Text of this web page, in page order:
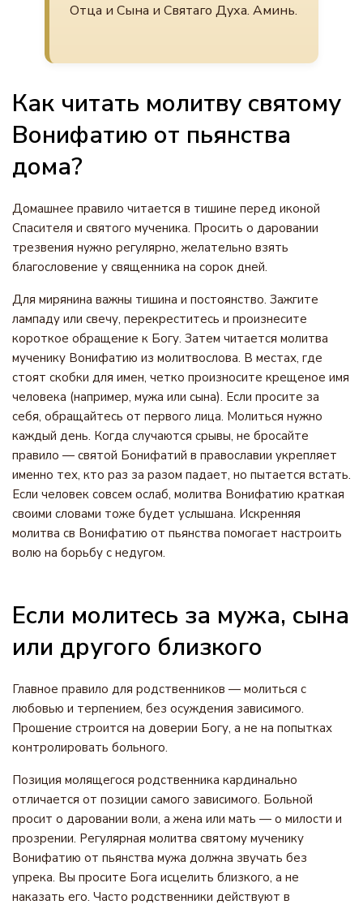
Отца и Сына и Святаго Духа. Аминь.
Как читать молитву святому
Вонифатию от пьянства
дома?
Домашнее правило читается в тишине перед иконой
Спасителя и святого мученика. Просить о даровании
трезвения нужно регулярно, желательно взять
благословение у священника на сорок дней.
Для мирянина важны тишина и постоянство. Зажгите
лампаду или свечу, перекреститесь и произнесите
короткое обращение к Богу. Затем читается молитва
мученику Вонифатию из молитвослова. В местах, где
стоят скобки для имен, четко произносите крещеное имя
человека (например, мужа или сына). Если просите за
себя, обращайтесь от первого лица. Молиться нужно
каждый день. Когда случаются срывы, не бросайте
правило — святой Бонифатий в православии укрепляет
именно тех, кто раз за разом падает, но пытается встать.
Если человек совсем ослаб, молитва Вонифатию краткая
своими словами тоже будет услышана. Искренняя
молитва св Вонифатию от пьянства помогает настроить
волю на борьбу с недугом.
Если молитесь за мужа, сына
или другого близкого
Главное правило для родственников — молиться с
любовью и терпением, без осуждения зависимого.
Прошение строится на доверии Богу, а не на попытках
контролировать больного.
Позиция молящегося родственника кардинально
отличается от позиции самого зависимого. Больной
просит о даровании воли, а жена или мать — о милости и
прозрении. Регулярная молитва святому мученику
Вонифатию от пьянства мужа должна звучать без
упрека. Вы просите Бога исцелить близкого, а не
наказать его. Часто родственники действуют в